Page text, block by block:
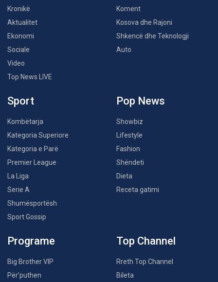
Kronikë
Aktualitet
Ekonomi
Sociale
Video
Top News LIVE
Koment
Kosova dhe Rajoni
Shkencë dhe Teknologji
Auto
Sport
Kombëtarja
Kategoria Superiore
Kategoria e Parë
Premier League
La Liga
Serie A
Shumësportësh
Sport Gossip
Pop News
Showbiz
Lifestyle
Fashion
Shëndeti
Dieta
Receta gatimi
Programe
Big Brother VIP
Për’puthen
Top Channel
Rreth Top Channel
Bileta